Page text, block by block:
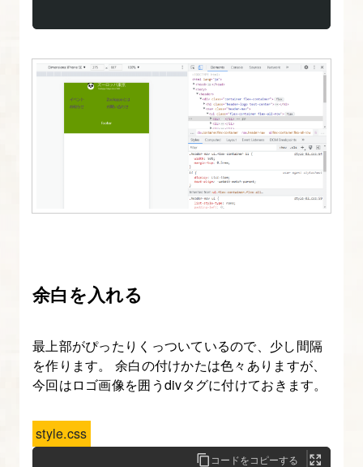
余白を入れる
最上部がぴったりくっついているので、少し間隔
を作ります。 余白の付けかたは色々ありますが、
今回はロゴ画像を囲うdivタグに付けておきます。
style.css
コードをコピーする